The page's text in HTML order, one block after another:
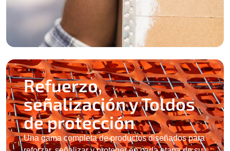
Refuerzo,
señalización y Toldos​
de protección
Una gama completa de productos diseñados para